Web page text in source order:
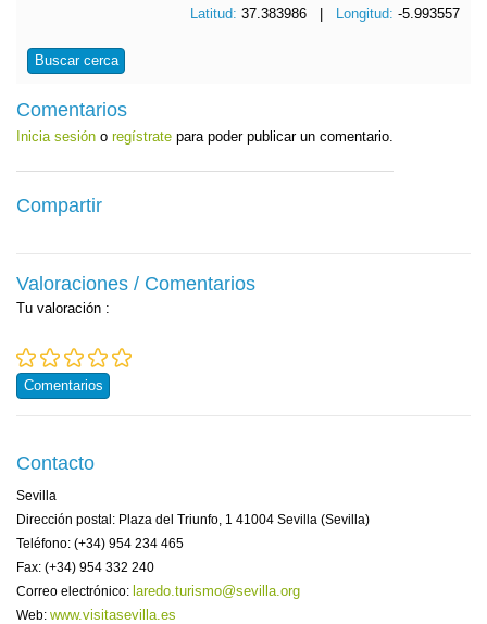
Latitud: 37.383986 | Longitud: -5.993557
Buscar cerca
Comentarios
Inicia sesión o regístrate para poder publicar un comentario.
Compartir
Valoraciones / Comentarios
Tu valoración :
Comentarios
Contacto
Sevilla
Dirección postal: Plaza del Triunfo, 1 41004 Sevilla (Sevilla)
Teléfono: (+34) 954 234 465
Fax: (+34) 954 332 240
Correo electrónico: laredo.turismo@sevilla.org
Web: www.visitasevilla.es